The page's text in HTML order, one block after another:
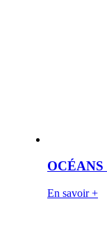
OCÉANS
En savoir +